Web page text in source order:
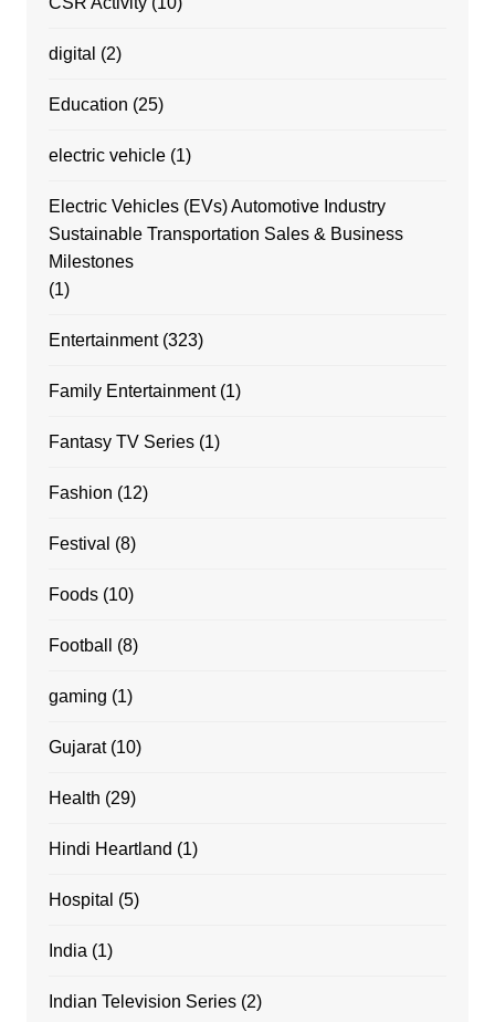
digital (2)
Education (25)
electric vehicle(1)
Electric Vehicles (EVs) Automotive Industry
Sustainable Transportation Sales & Business
Milestones
(1)
Entertainment(323)
Family Entertainment(1)
Fantasy TV Series(1)
Fashion (12)
Festival (8)
Foods(10)
Football (8)
gaming (1)
Gujarat(10)
Health (29)
Hindi Heartland (1)
Hospital (5)
India (1)
Indian Television Series(2)